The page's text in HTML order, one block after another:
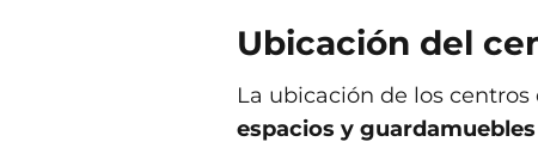
Ubicación del
La ubicación de los
espacios y